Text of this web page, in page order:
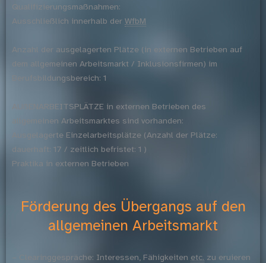
Qualifizierungsmaßnahmen:
Ausschließlich innerhalb der WfbM
Anzahl der ausgelagerten Plätze (in externen Betrieben auf
dem allgemeinen Arbeitsmarkt / Inklusionsfirmen) im
Berufsbildungsbereich: 1
AUßENARBEITSPLÄTZE in externen Betrieben des
allgemeinen Arbeitsmarktes sind vorhanden:
Ausgelagerte Einzelarbeitsplätze (Anzahl der Plätze:
dauerhaft: 17 / zeitlich befristet: 1 )
Praktika in externen Betrieben
Förderung des Übergangs auf den
allgemeinen Arbeitsmarkt
– Clearinggespräche: Interessen, Fähigkeiten etc. zu eruieren